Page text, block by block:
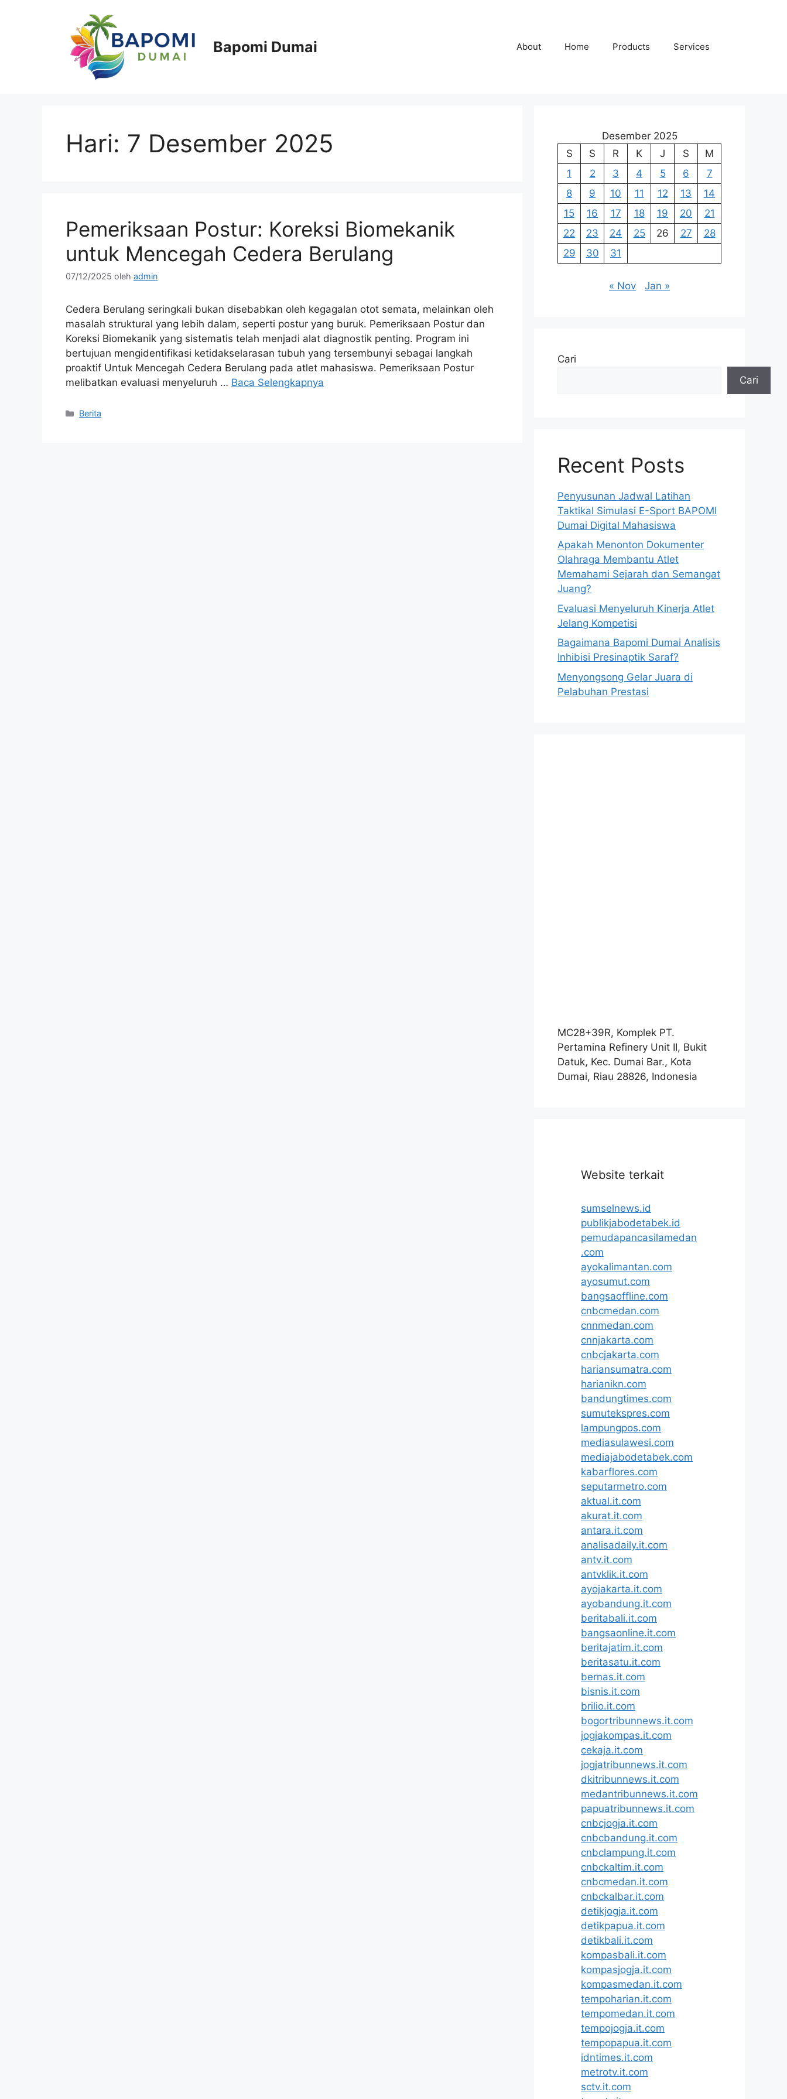
Bapomi Dumai About Home Products Services
Hari: 7 Desember 2025
Pemeriksaan Postur: Koreksi Biomekanik
untuk Mencegah Cedera Berulang
07/12/2025 oleh admin
Cedera Berulang seringkali bukan disebabkan oleh kegagalan otot semata, melainkan oleh
masalah struktural yang lebih dalam, seperti postur yang buruk. Pemeriksaan Postur dan
Koreksi Biomekanik yang sistematis telah menjadi alat diagnostik penting. Program ini
bertujuan mengidentifikasi ketidakselarasan tubuh yang tersembunyi sebagai langkah
proaktif Untuk Mencegah Cedera Berulang pada atlet mahasiswa. Pemeriksaan Postur
melibatkan evaluasi menyeluruh … Baca Selengkapnya
Kategori
Berita
Desember 2025
S
S R K J S
M
1
2 3 4 5 6
7
8
9 10 11 12 13
14
15
16 17 18 19 20
21
22
23 24 25 26 27
28
29
30 31
« Nov Jan »
Cari
Cari
Recent Posts
Penyusunan Jadwal Latihan
Taktikal Simulasi E-Sport BAPOMI
Dumai Digital Mahasiswa
Apakah Menonton Dokumenter
Olahraga Membantu Atlet
Memahami Sejarah dan Semangat
Juang?
Evaluasi Menyeluruh Kinerja Atlet
Jelang Kompetisi
Bagaimana Bapomi Dumai Analisis
Inhibisi Presinaptik Saraf?
Menyongsong Gelar Juara di
Pelabuhan Prestasi
MC28+39R, Komplek PT.
Pertamina Refinery Unit II, Bukit
Datuk, Kec. Dumai Bar., Kota
Dumai, Riau 28826, Indonesia
Website terkait
sumselnews.id
publikjabodetabek.id
pemudapancasilamedan
.com
ayokalimantan.com
ayosumut.com
bangsaoffline.com
cnbcmedan.com
cnnmedan.com
cnnjakarta.com
cnbcjakarta.com
hariansumatra.com
harianikn.com
bandungtimes.com
sumutekspres.com
lampungpos.com
mediasulawesi.com
mediajabodetabek.com
kabarflores.com
seputarmetro.com
aktual.it.com
akurat.it.com
antara.it.com
analisadaily.it.com
antv.it.com
antvklik.it.com
ayojakarta.it.com
ayobandung.it.com
beritabali.it.com
bangsaonline.it.com
beritajatim.it.com
beritasatu.it.com
bernas.it.com
bisnis.it.com
brilio.it.com
bogortribunnews.it.com
jogjakompas.it.com
cekaja.it.com
jogjatribunnews.it.com
dkitribunnews.it.com
medantribunnews.it.com
papuatribunnews.it.com
cnbcjogja.it.com
cnbcbandung.it.com
cnbclampung.it.com
cnbckaltim.it.com
cnbcmedan.it.com
cnbckalbar.it.com
detikjogja.it.com
detikpapua.it.com
detikbali.it.com
kompasbali.it.com
kompasjogja.it.com
kompasmedan.it.com
tempoharian.it.com
tempomedan.it.com
tempojogja.it.com
tempopapua.it.com
idntimes.it.com
metrotv.it.com
sctv.it.com